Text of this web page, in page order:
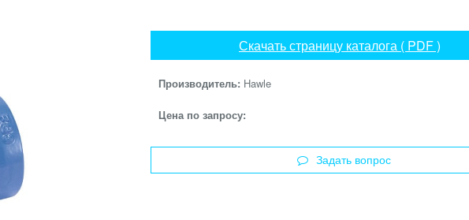
Скачать страницу каталога ( PDF )
Производитель: Hawle
Цена по запросу:
Задать вопрос